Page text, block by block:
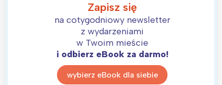
Zapisz się
na cotygodniowy newsletter
z wydarzeniami
w Twoim mieście
i odbierz eBook za darmo!
wybierz eBook dla siebie